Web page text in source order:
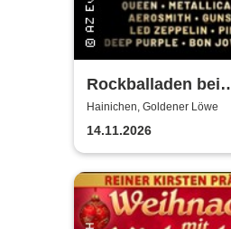
Rockballaden bei
Kerzenschein
Hainichen, Goldener Löwe
14.11.2026